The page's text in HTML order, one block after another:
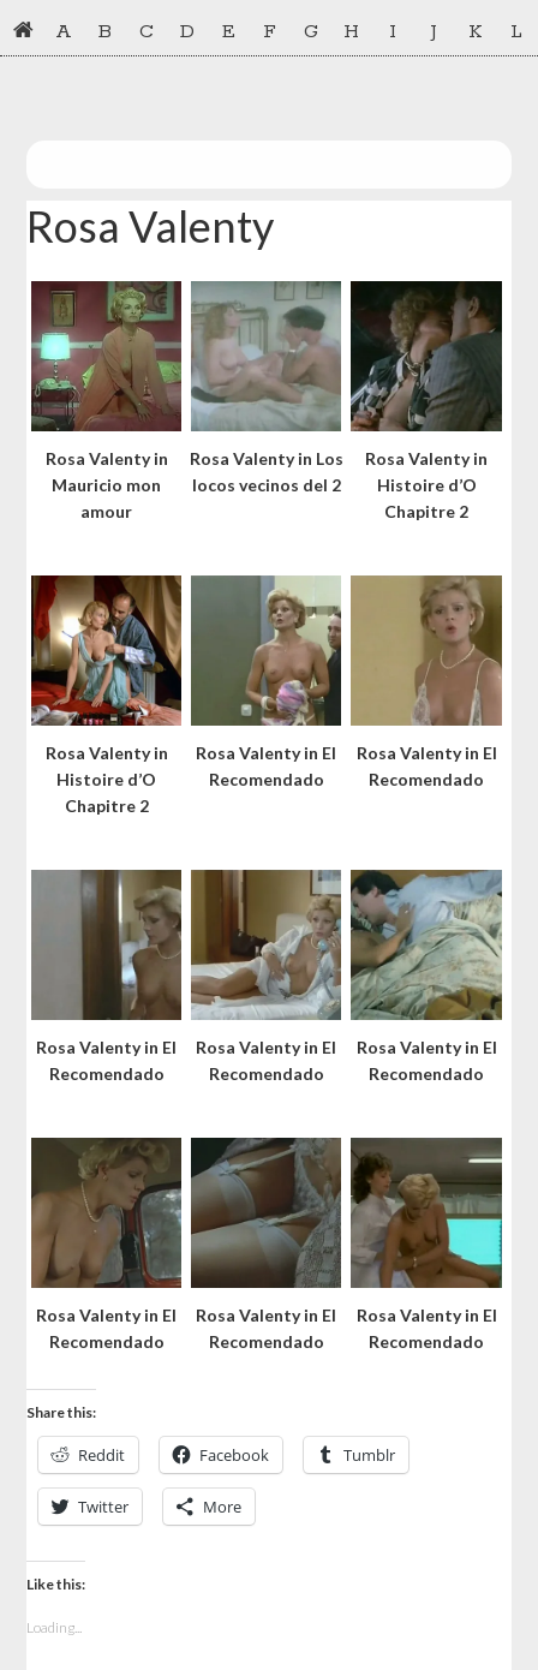
Skip
to
Skip
to
A B C D E F G H I J K L
Rosa Valenty
Rosa Valenty in
Mauricio mon
amour
Rosa Valenty in Los
locos vecinos del 2
Rosa Valenty in
Histoire d’O
Chapitre 2
Rosa Valenty in
Histoire d’O
Chapitre 2
Rosa Valenty in El
Recomendado
Rosa Valenty in El
Recomendado
Rosa Valenty in El
Recomendado
Rosa Valenty in El
Recomendado
Rosa Valenty in El
Recomendado
Rosa Valenty in El
Recomendado
Rosa Valenty in El
Recomendado
Rosa Valenty in El
Recomendado
Share this:
Reddit Facebook Tumblr
Twitter More
Like this:
Loading...